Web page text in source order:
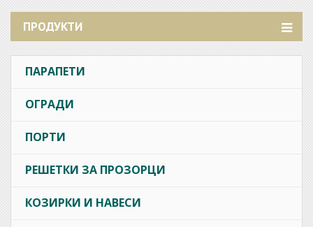
ПРОДУКТИ
ПАРАПЕТИ
ОГРАДИ
ПОРТИ
РЕШЕТКИ ЗА ПРОЗОРЦИ
КОЗИРКИ И НАВЕСИ